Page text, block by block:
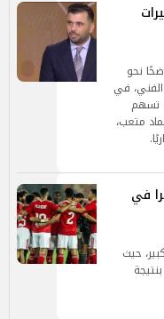
نحو
في
تسهم
متعب،
في
حيث